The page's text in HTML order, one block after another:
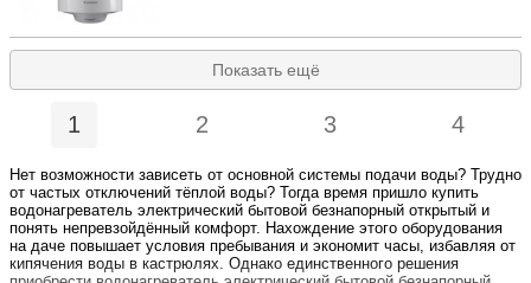
Показать ещё
1 2 3 4
Нет возможности зависеть от основной системы подачи воды? Трудно
от частых отключений тёплой воды? Тогда время пришло купить
водонагреватель электрический бытовой безнапорный открытый и
понять непревзойдённый комфорт. Нахождение этого оборудования
на даче повышает условия пребывания и экономит часы, избавляя от
кипячения воды в кастрюлях. Однако единственного решения